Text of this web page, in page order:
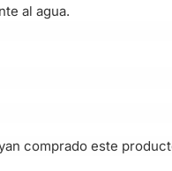
al agua.
comprado este